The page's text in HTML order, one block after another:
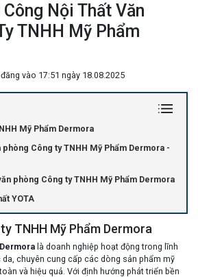
Nội Thất Văn
TNHH Mỹ Phẩm
vào 17:51 ngày 18.08.2025
Mỹ Phẩm Dermora
Công ty TNHH Mỹ Phẩm Dermora -
phòng Công ty TNHH Mỹ Phẩm Dermora
YOTA
TNHH Mỹ Phẩm Dermora
là doanh nghiệp hoạt động trong lĩnh
chuyên cung cấp các dòng sản phẩm mỹ
và hiệu quả. Với định hướng phát triển bền